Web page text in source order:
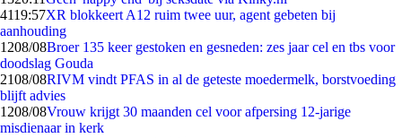
4119:57XR blokkeert A12 ruim twee uur, agent gebeten bij
aanhouding
1208/08Broer 135 keer gestoken en gesneden: zes jaar cel en tbs voor
doodslag Gouda
2108/08RIVM vindt PFAS in al de geteste moedermelk, borstvoeding
blijft advies
1208/08Vrouw krijgt 30 maanden cel voor afpersing 12-jarige
misdienaar in kerk